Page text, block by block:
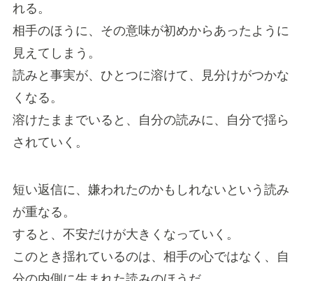
れる。
相手のほうに、その意味が初めからあったように
見えてしまう。
読みと事実が、ひとつに溶けて、見分けがつかな
くなる。
溶けたままでいると、自分の読みに、自分で揺ら
されていく。
短い返信に、嫌われたのかもしれないという読み
が重なる。
すると、不安だけが大きくなっていく。
このとき揺れているのは、相手の心ではなく、自